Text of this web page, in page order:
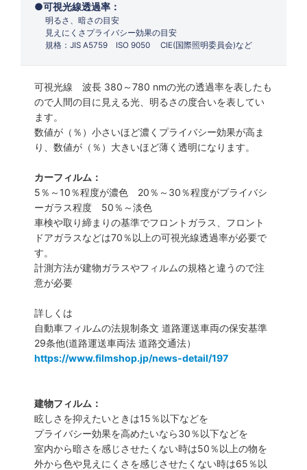
可視光線透過率：
明るさ、暗さの目安
見えにくさプライバシー効果の目安
規格：JIS A5759 ISO 9050 CIE(国際照明委員会)など
可視光線 波長 380～780 nmの光の透過率を表したも
ので人間の目に見える光、明るさの度合いを表してい
ます。
数値が（％）小さいほど濃くプライバシー効果が高ま
り、数値が（％）大きいほど薄く透明になります。
カーフィルム：
5％～10％程度が濃色 20％～30％程度がプライバシ
ーガラス程度 50％～淡色
車検や取り締まりの基準でフロントガラス、フロント
ドアガラスなどは70％以上の可視光線透過率が必要で
す。
計測方法が建物ガラスやフィルムの規格と違うので注
意が必要
詳しくは
自動車フィルムの法規制条文 道路運送車両の保安基準
29条他(道路運送車両法 道路交通法）
https://www.filmshop.jp/news-detail/197
建物フィルム：
眩しさを抑えたいときは15％以下などを
プライバシー効果を高めたいなら30％以下などを
室内から暗さを感じさせたくない時は50％以上の物を
外から色や見えにくさを感じさせたくない時は65％以